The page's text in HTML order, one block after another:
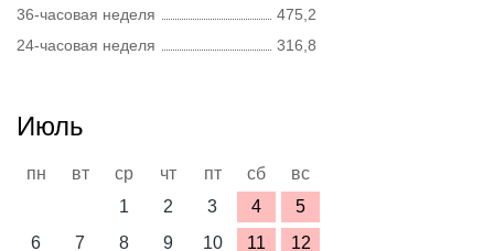
36-часовая неделя
475,2
24-часовая неделя
316,8
Июль
пн вт ср чт пт сб
вс
1
2 3 4
5
6
7 8 9 10 11
12